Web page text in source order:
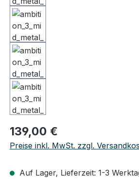
Regulärer Preis:
139,00 €
Preise inkl. MwSt. zzgl.
Auf Lager, Lieferzeit: 1-3